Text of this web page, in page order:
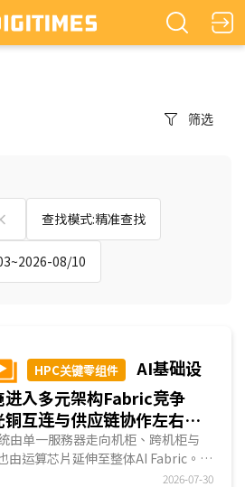
筛选
查找模式:精准查找
08/10
HPC关键零组件
AI基础设
进入多元架构Fabric竞争
铜互连与供应链协作左右系
效能
由单一服務器走向机柜、跨机柜与
由运算芯片延伸至整体AI Fabric。
内高速互连，Scale-out则透过2026-07-30